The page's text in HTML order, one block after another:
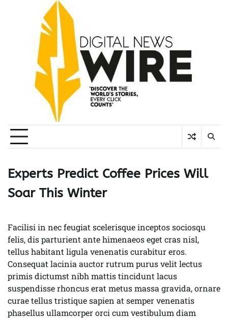
Experts Predict Coffee Prices Will
Soar This Winter
Facilisi in nec feugiat scelerisque inceptos sociosqu
felis, dis parturient ante himenaeos eget cras nisl,
tellus habitant ligula venenatis curabitur eros.
Consequat lacinia auctor rutrum purus velit lectus
primis dictumst nibh mattis tincidunt lacus
suspendisse rhoncus erat metus massa gravida, ornare
curae tellus tristique sapien at semper venenatis
phasellus ullamcorper orci cum vestibulum diam